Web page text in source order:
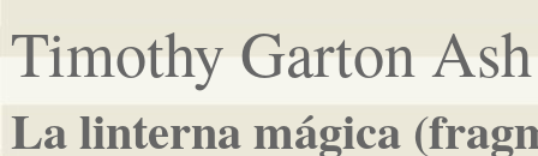
Timothy Garton Ash
La linterna mágica